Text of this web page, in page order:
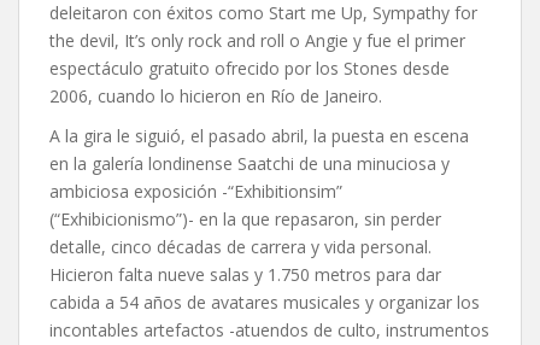
deleitaron con éxitos como Start me Up, Sympathy for
the devil, It’s only rock and roll o Angie y fue el primer
espectáculo gratuito ofrecido por los Stones desde
2006, cuando lo hicieron en Río de Janeiro.
A la gira le siguió, el pasado abril, la puesta en escena
en la galería londinense Saatchi de una minuciosa y
ambiciosa exposición -“Exhibitionsim”
(“Exhibicionismo”)- en la que repasaron, sin perder
detalle, cinco décadas de carrera y vida personal.
Hicieron falta nueve salas y 1.750 metros para dar
cabida a 54 años de avatares musicales y organizar los
incontables artefactos -atuendos de culto, instrumentos